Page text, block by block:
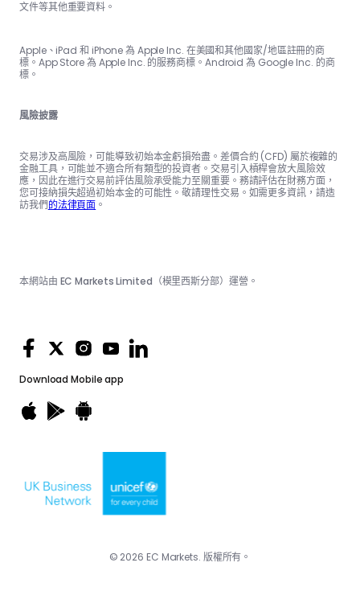
文件等其他重要資料。
Apple、iPad 和 iPhone 為 Apple Inc. 在美國和其他國家/地區註冊的商
標。App Store 為 Apple Inc. 的服務商標。Android 為 Google Inc. 的商
標。
風險披露
交易涉及高風險，可能導致初始本金虧損殆盡。差價合約 (CFD) 屬於複雜的
金融工具，可能並不適合所有類型的投資者。交易引入槓桿會放大風險效
應，因此在進行交易前評估風險承受能力至關重要。務請評估在財務方面，
您可接納損失超過初始本金的可能性。敬請理性交易。如需更多資訊，請造
訪我們的法律頁面 。
Download Mobile app
本網站由 EC Markets Limited（模里西斯分部）運營。
© 2026 EC Markets. 版權所有。